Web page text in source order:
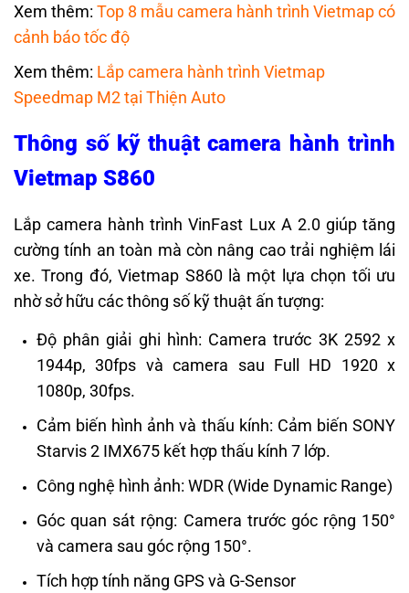
Xem thêm: Top 8 mẫu camera hành trình Vietmap có
cảnh báo tốc độ
Xem thêm: Lắp camera hành trình Vietmap
Speedmap M2 tại Thiện Auto
Thông số kỹ thuật camera hành trình
Vietmap S860
Lắp camera hành trình VinFast Lux A 2.0 giúp tăng
cường tính an toàn mà còn nâng cao trải nghiệm lái
xe. Trong đó, Vietmap S860 là một lựa chọn tối ưu
nhờ sở hữu các thông số kỹ thuật ấn tượng:
Độ phân giải ghi hình: Camera trước 3K 2592 x
1944p, 30fps và camera sau Full HD 1920 x
1080p, 30fps.
Cảm biến hình ảnh và thấu kính: Cảm biến SONY
Starvis 2 IMX675 kết hợp thấu kính 7 lớp.
Công nghệ hình ảnh: WDR (Wide Dynamic Range)
Góc quan sát rộng: Camera trước góc rộng 150°
và camera sau góc rộng 150°.
Tích hợp tính năng GPS và G-Sensor